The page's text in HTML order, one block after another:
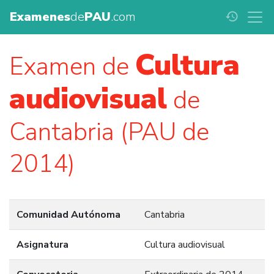
ExamenesdePAU.com history
Examen de Cultura
audiovisual de
Cantabria (PAU de
2014)
Comunidad Autónoma Cantabria
Asignatura Cultura audiovisual